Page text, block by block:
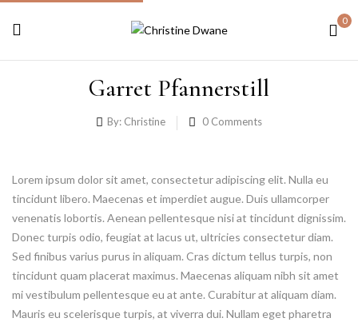
0
Garret Pfannerstill
By: Christine 0 Comments
Lorem ipsum dolor sit amet, consectetur adipiscing elit. Nulla eu
tincidunt libero. Maecenas et imperdiet augue. Duis ullamcorper
venenatis lobortis. Aenean pellentesque nisi at tincidunt dignissim.
Donec turpis odio, feugiat at lacus ut, ultricies consectetur diam.
Sed finibus varius purus in aliquam. Cras dictum tellus turpis, non
tincidunt quam placerat maximus. Maecenas aliquam nibh sit amet
mi vestibulum pellentesque eu at ante. Curabitur at aliquam diam.
Mauris eu scelerisque turpis, at viverra dui. Nullam eget pharetra